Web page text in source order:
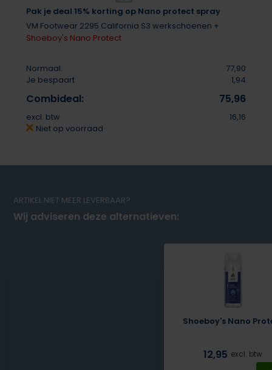
Pak je deal 15% korting op Nano protect spray
VM Footwear 2295 California S3 werkschoenen +
Shoeboy's Nano Protect
Normaal:
77,90
Je bespaart
1,94
Combideal: 75,96
excl. btw
16,16
Niet op voorraad
ARTIKEL NIET MEER LEVERBAAR?
Wij adviseren deze alternatieven:
Shoeboy's Nano
12,95 excl. btw